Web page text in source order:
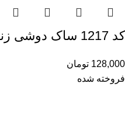
کد 1217 ساک دوشی زنانه ساحلی کتان
128,000 تومان
فروخته شده